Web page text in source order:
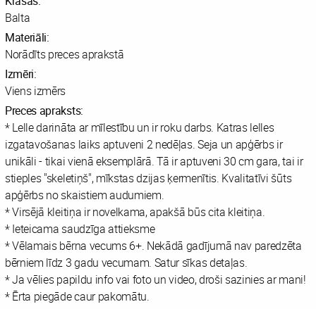
Balta
Materiāli:
Norādīts preces aprakstā
Izmēri:
Viens izmērs
Preces apraksts:
* Lelle darināta ar mīlestību un ir roku darbs. Katras lelles
izgatavošanas laiks aptuveni 2 nedēļas. Seja un apģērbs ir
unikāli - tikai vienā eksemplārā. Tā ir aptuveni 30 cm gara, tai ir
stieples "skeletiņš", mīkstas dzijas ķermenītis. Kvalitatīvi šūts
apģērbs no skaistiem audumiem.
* Virsējā kleitiņa ir novelkama, apakšā būs cita kleitiņa.
* Ieteicama saudzīga attieksme
* Vēlamais bērna vecums 6+. Nekādā gadījumā nav paredzēta
bērniem līdz 3 gadu vecumam. Satur sīkas detaļas.
* Ja vēlies papildu info vai foto un video, droši sazinies ar mani!
* Ērta piegāde caur pakomātu.